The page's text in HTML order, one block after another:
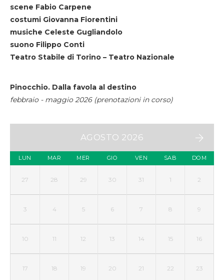
scene Fabio Carpene
costumi Giovanna Fiorentini
musiche Celeste Gugliandolo
suono Filippo Conti
Teatro Stabile di Torino – Teatro Nazionale
Pinocchio. Dalla favola al destino
febbraio - maggio 2026 (prenotazioni in corso)
AGOSTO 2026
LUN MAR MER GIO VEN SAB DOM
27 28 29 30 31 1 2
3 4 5 6 7 8 9
10 11 12 13 14 15 16
17 18 19 20 21 22 23